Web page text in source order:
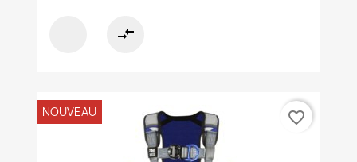
compare_arrows
NOUVEAU favorite_border